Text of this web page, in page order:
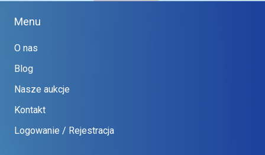
Menu
O nas
Blog
Nasze aukcje
Kontakt
Logowanie / Rejestracja